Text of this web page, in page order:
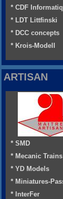
* CDF
* LDT Littfinski
* DCC concepts
* Krois-Modell
ARTISAN
* SMD
* Mecanic Trains
* YD Models
* Miniatures-
* InterFer